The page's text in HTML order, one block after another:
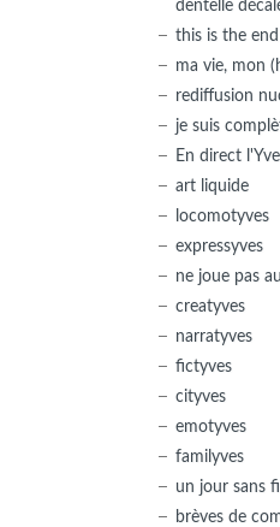
dentelle
this is the
ma vie, mon
rediffusion
je suis
En direct
art liquide
locomotyves
expressyves
ne joue pas
creatyves
narratyves
fictyves
cityves
emotyves
familyves
un jour sans
brèves de